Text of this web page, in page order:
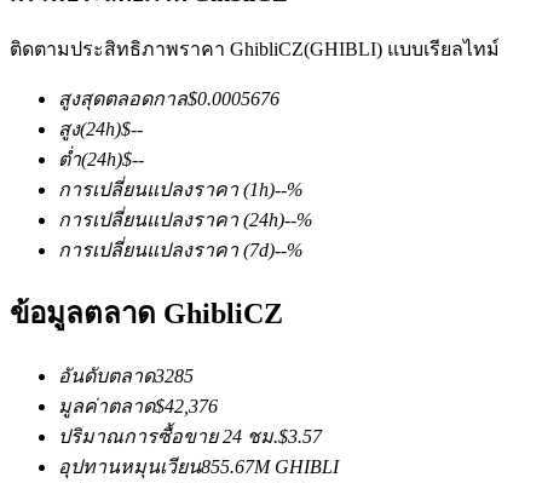
ฟิวเจอร์ส COIN-M
ฟิวเจอร์สสกุลเงินดิจิทัล
TradFi
อนุพันธ์ของหุ้น ฟอเร็กซ์ โลหะมีค่า และสินค้าโภคภัณฑ์
ติดตามประสิทธิภาพราคา GhibliCZ(GHIBLI) แบบเรียลไทม์
สูงสุดตลอดกาล$0.0005676
สูง(24h)$--
ต่ำ(24h)$--
การเปลี่ยนแปลงราคา (1h)--%
การเปลี่ยนแปลงราคา (24h)--%
การเปลี่ยนแปลงราคา (7d)--%
ข้อมูลตลาด GhibliCZ
อันดับตลาด3285
มูลค่าตลาด$42,376
ปริมาณการซื้อขาย 24 ชม.$3.57
อุปทานหมุนเวียน855.67M GHIBLI